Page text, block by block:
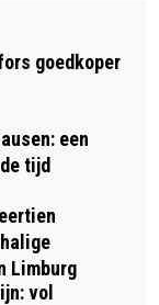
VOOR
goedkoper
een
tijd
Limburg
vol